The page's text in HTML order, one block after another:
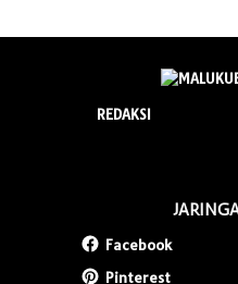
REDAKSI
Facebook
Pinterest